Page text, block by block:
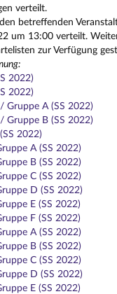
verteilt.
betreffenden
um 13:00 verteilt.
zur Verfügung
2022)
2022)
Gruppe A (SS 2022)
Gruppe B (SS 2022)
2022)
A (SS 2022)
B (SS 2022)
C (SS 2022)
D (SS 2022)
E (SS 2022)
F (SS 2022)
A (SS 2022)
B (SS 2022)
C (SS 2022)
D (SS 2022)
E (SS 2022)